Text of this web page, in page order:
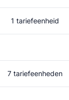
1 tariefeenheid
7 tariefeenheden